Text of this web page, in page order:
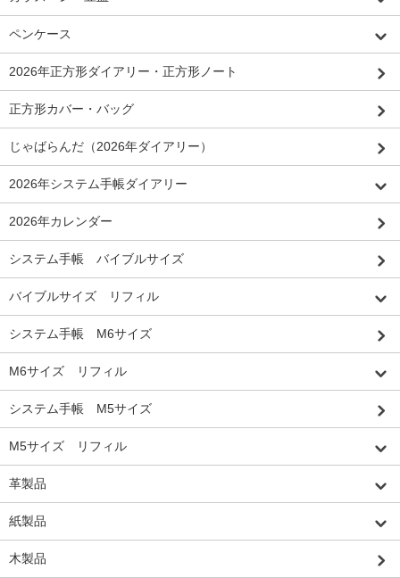
ペンケース
2026年正方形ダイアリー・正方形ノート
正方形カバー・バッグ
じゃばらんだ（2026年ダイアリー）
2026年システム手帳ダイアリー
2026年カレンダー
システム手帳 バイブルサイズ
バイブルサイズ リフィル
システム手帳 M6サイズ
M6サイズ リフィル
システム手帳 M5サイズ
M5サイズ リフィル
革製品
紙製品
木製品